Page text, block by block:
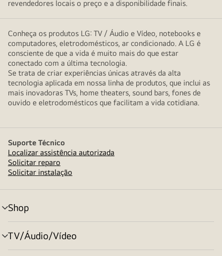
revendedores locais o preço e a disponibilidade finais.
Conheça os produtos LG: TV / Áudio e Vídeo, notebooks e
computadores, eletrodomésticos, ar condicionado. A LG é
consciente de que a vida é muito mais do que estar
conectado com a última tecnologia.
Se trata de criar experiências únicas através da alta
tecnologia aplicada em nossa linha de produtos, que inclui as
mais inovadoras TVs, home theaters, sound bars, fones de
ouvido e eletrodomésticos que facilitam a vida cotidiana.
Suporte Técnico
Localizar assistência autorizada
Solicitar reparo
Solicitar instalação
Shop
alternar
menu
TV/Áudio/Vídeo
alternar
menu